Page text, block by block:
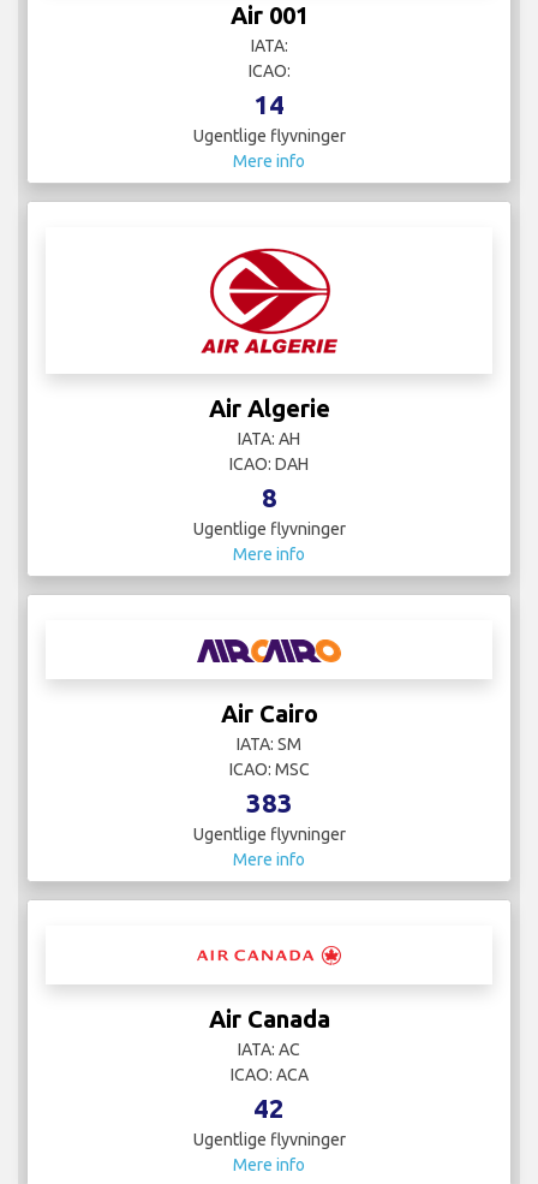
Air 001
IATA:
ICAO:
14
Ugentlige flyvninger
Mere info
Air Algerie
IATA: AH
ICAO: DAH
8
Ugentlige flyvninger
Mere info
Air Cairo
IATA: SM
ICAO: MSC
383
Ugentlige flyvninger
Mere info
Air Canada
IATA: AC
ICAO: ACA
42
Ugentlige flyvninger
Mere info